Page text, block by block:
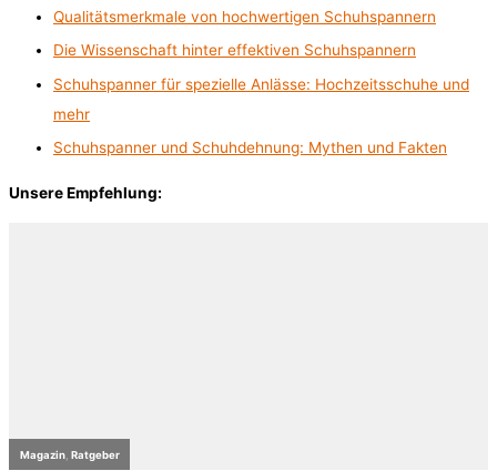
Qualitätsmerkmale von hochwertigen Schuhspannern
Die Wissenschaft hinter effektiven Schuhspannern
Schuhspanner für spezielle Anlässe: Hochzeitsschuhe und
mehr
Schuhspanner und Schuhdehnung: Mythen und Fakten
Unsere Empfehlung: